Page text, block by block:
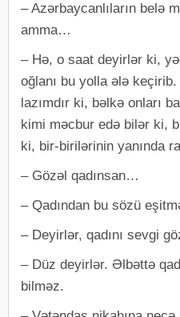
– Azərbaycanlıların belə
amma…
– Hə, o saat deyirlər ki,
oğlanı bu yolla ələ
lazımdır ki, bəlkə onları
kimi məcbur edə bilər ki,
ki, bir-birilərinin yanında
– Gözəl qadınsan…
– Qadından bu sözü
– Deyirlər, qadını sevgi
– Düz deyirlər. Əlbəttə
bilməz.